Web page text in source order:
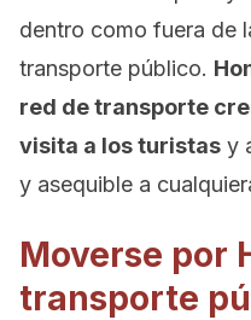
dentro como fuera de
transporte público.
red de transporte
visita a los turistas y
y asequible a
Moverse por
transporte